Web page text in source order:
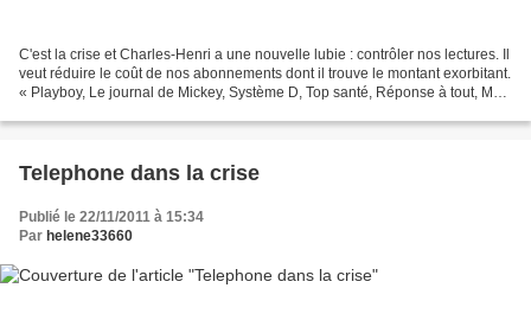
C'est la crise et Charles-Henri a une nouvelle lubie : contrôler nos lectures. Il
veut réduire le coût de nos abonnements dont il trouve le montant exorbitant.
« Playboy, Le journal de Mickey, Système D, Top santé, Réponse à tout, Mon
Telephone dans la crise
Publié le 22/11/2011 à 15:34
Par helene33660